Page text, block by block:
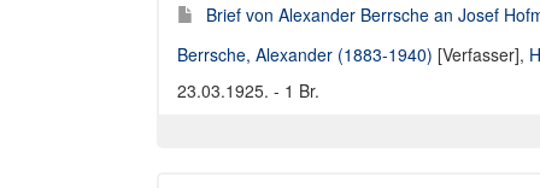
Brief von Alexander Berrsche an Josef
Berrsche, Alexander (1883-1940) [Verfasser],
23.03.1925. - 1 Br.